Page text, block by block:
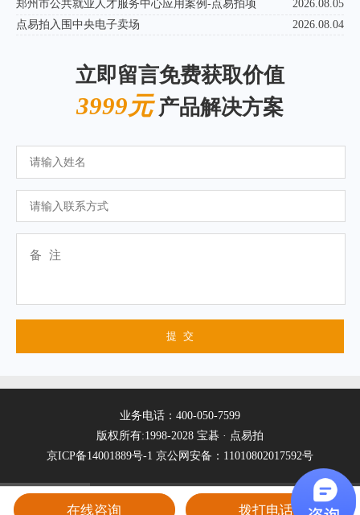
郑州市公共就业人才服务中心应用案例-点易拍项
2026.08.05
点易拍入围中央电子卖场
2026.08.04
立即留言免费获取价值
3999元产品解决方案
业务电话：400-050-7599
版权所有:1998-2028 宝碁 · 点易拍
京ICP备14001889号-1 京公网安备：11010802017592号
在线咨询 拨打电话